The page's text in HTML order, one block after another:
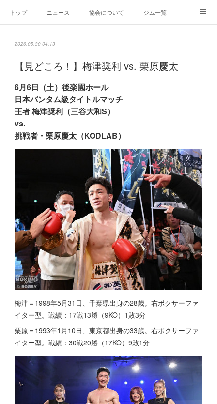
トップ ニュース 協会について ジム一覧
2026.05.30 04:13
【見どころ！】梅津奨利 vs. 栗原慶太
6月6日（土）後楽園ホール
日本バンタム級タイトルマッチ
王者 梅津奨利（三谷大和S）
vs.
挑戦者・栗原慶太（KODLAB）
梅津＝1998年5月31日、千葉県出身の28歳。右ボクサーファ
イター型。戦績：17戦13勝（9KO）1敗3分
栗原＝1993年1月10日、東京都出身の33歳。右ボクサーファ
イター型。戦績：30戦20勝（17KO）9敗1分